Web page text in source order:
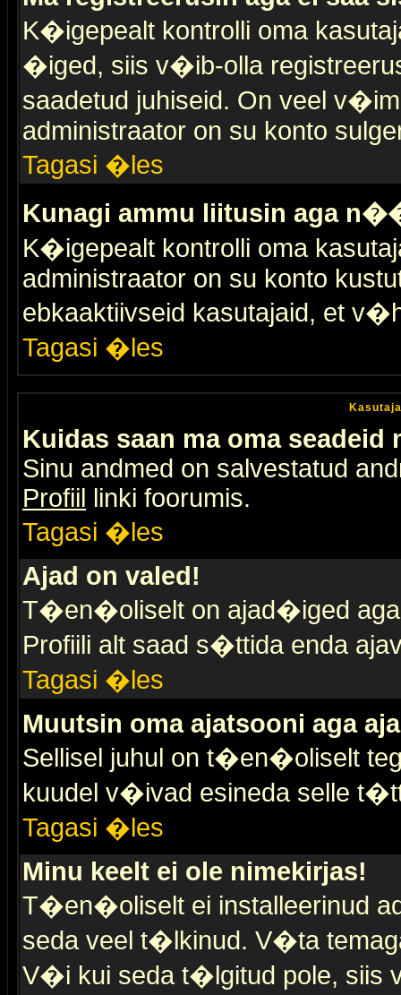
K�igepealt kontrolli oma
�iged, siis v�ib-olla
saadetud juhiseid. On veel
administraator on su konto
Tagasi �les
Kunagi ammu liitusin aga
K�igepealt kontrolli oma
administraator on su konto
ebkaaktiivseid kasutajaid, et
Tagasi �les
Kuidas saan ma oma seadeid
Sinu andmed on salvestatud
Profiil linki foorumis.
Tagasi �les
Ajad on valed!
T�en�oliselt on ajad�iged
Profiili alt saad s�ttida enda
Tagasi �les
Muutsin oma ajatsooni aga
Sellisel juhul on t�en�oliselt
kuudel v�ivad esineda selle
Tagasi �les
Minu keelt ei ole nimekirjas!
T�en�oliselt ei installeerinud
seda veel t�lkinud. V�ta
V�i kui seda t�lgitud pole, siis